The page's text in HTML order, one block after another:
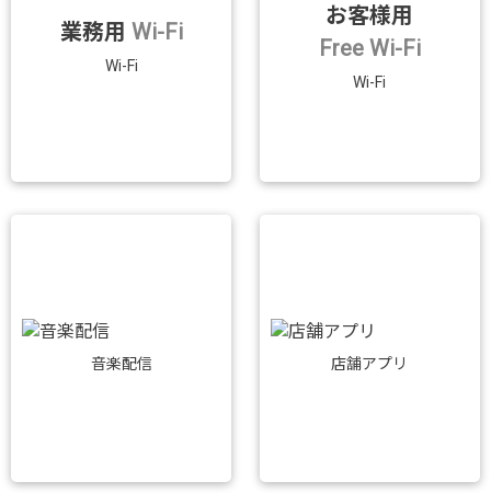
業務用 Wi-Fi
Wi-Fi
お客様用
Free Wi-Fi
Wi-Fi
音楽配信 店舗アプリ